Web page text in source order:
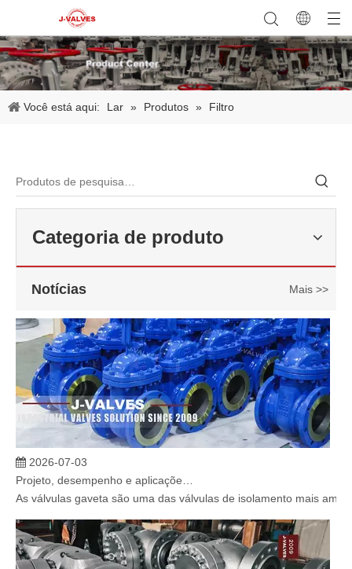
Você está aqui: Lar » Produtos » Filtro
Categoria de produto
Notícias Mais >>
J-VALVES fabrica válvula de esfera de alta temperatura em aço
2026-07-03
As válvulas gaveta são uma das válvulas de isolamento mais